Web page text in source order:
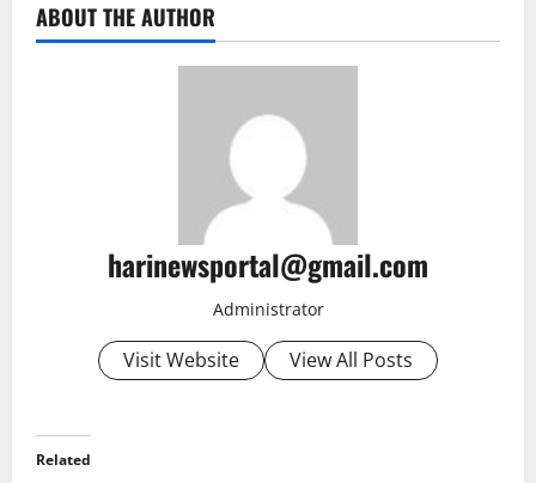
ABOUT THE AUTHOR
harinewsportal@gmail.com
Administrator
Visit Website View All Posts
Related